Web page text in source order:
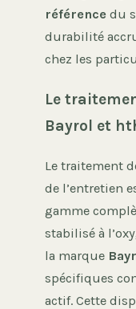
référence du
durabilité
chez les
Le
Bayrol et
Le traitement
de l’entretien
gamme
stabilisé à
la marque
spécifiques
actif. Cette